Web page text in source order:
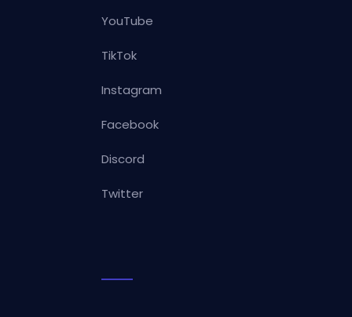
YouTube
TikTok
Instagram
Facebook
Discord
Twitter